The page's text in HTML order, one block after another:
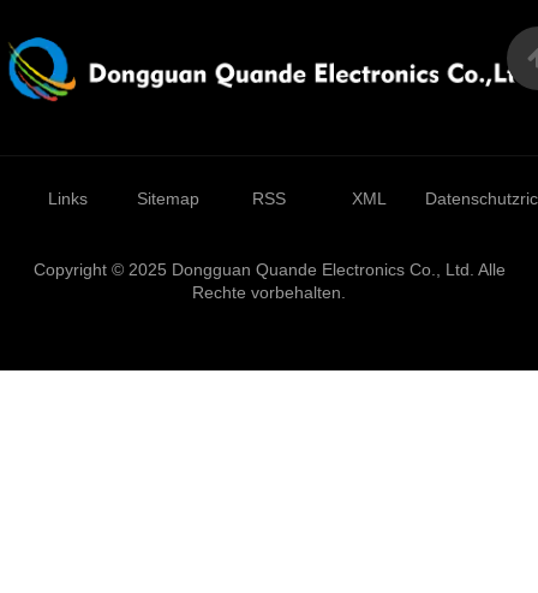
Links Sitemap RSS XML
Copyright © 2025 Dongguan Quande Electronics Co., Ltd. Alle
Rechte vorbehalten.